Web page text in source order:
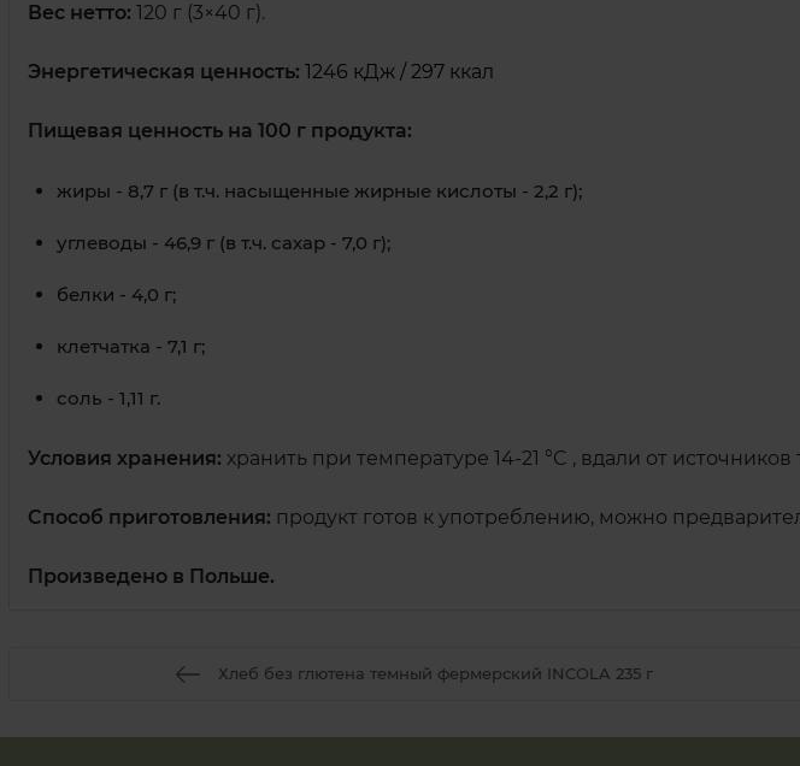
Вес нетто: 120 г (3×40 г).
Энергетическая ценность: 1246 кДж / 297 ккал
Пищевая ценность на 100 г продукта:
жиры - 8,7 г (в т.ч. насыщенные жирные кислоты - 2,2 г);
углеводы - 46,9 г (в т.ч. сахар - 7,0 г);
белки - 4,0 г;
клетчатка - 7,1 г;
соль - 1,11 г.
Условия хранения: хранить при температуре 14-21 °C , вдали от
Способ приготовления: продукт готов к употреблению, можно
Произведено в Польше.
Хлеб без глютена темный фермерский INCOLA 235 г